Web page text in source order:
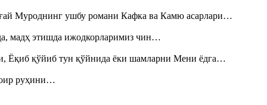
Муроднинг ушбу романи Кафка ва Камю асарлари…
мадҳ этишда ижодкорларимиз чин…
Ёқиб қўйиб тун қўйнида ёки шамларни Мени ёдга…
руҳини…